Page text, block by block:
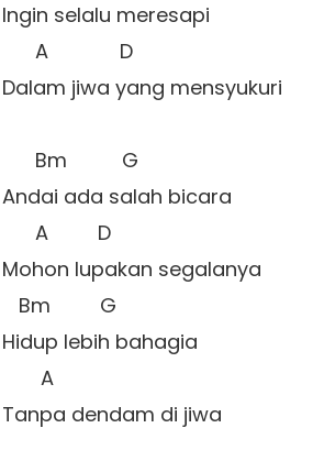
Ingin selalu meresapi
      A             D
Dalam jiwa yang mensyukuri
      Bm          G
Andai ada salah bicara
      A         D
Mohon lupakan segalanya
   Bm         G
Hidup lebih bahagia
       A
Tanpa dendam di jiwa